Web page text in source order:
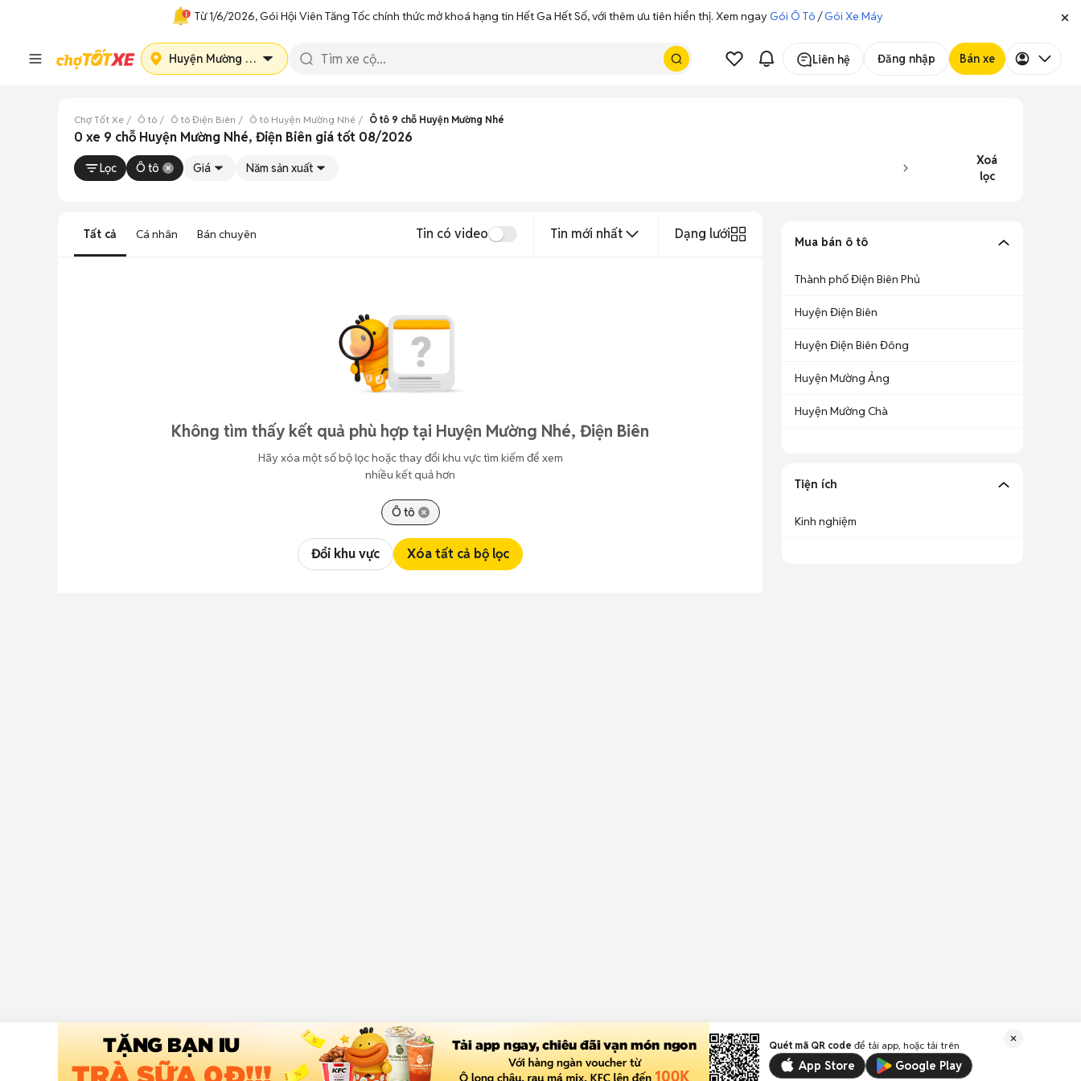
Từ 1/6/2026, Gói Hội Viên Tăng Tốc chính thức mở khoá hạng tin Hết Ga Hết Số, với thêm ưu tiên hiển thị. Xem ngayGói Ô Tô /Gói Xe Máy
Huyện Mường Nhé Liên hệ Đăng nhập Bán xe
Chợ Tốt Xe Ô tô Ô tô Điện Biên Ô tô Huyện Mường Nhé Ô tô 9 chỗ Huyện Mường Nhé
0 xe 9 chỗ Huyện Mường Nhé, Điện Biên giá tốt 08/2026
Lọc Ô tô Giá Năm sản xuất
Xoá
lọc
Tất cả Cá nhân Bán chuyên Tin có video Tin mới nhất Dạng lưới
Không tìm thấy kết quả phù hợp tại Huyện Mường Nhé, Điện Biên
Hãy xóa một số bộ lọc hoặc thay đổi khu vực tìm kiếm để xem
nhiều kết quả hơn
Ô tô
Đổi khu vực Xóa tất cả bộ lọc
Mua bán ô tô
Thành phố Điện Biên Phủ
Huyện Điện Biên
Huyện Điện Biên Đông
Huyện Mường Ảng
Huyện Mường Chà
Tiện ích
Kinh nghiệm
Quét mã QR code để tải app, hoặc tải trên
App Store Google Play